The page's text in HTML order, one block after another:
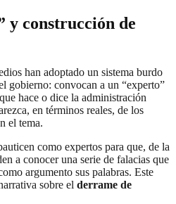
y construcción de
han adoptado un sistema burdo
gobierno: convocan a un “experto”
hace o dice la administración
en términos reales, de los
el tema.
como expertos para que, de la
a conocer una serie de falacias que
argumento sus palabras. Este
sobre el derrame de